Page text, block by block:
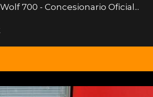
700 - Concesionario Oficial...